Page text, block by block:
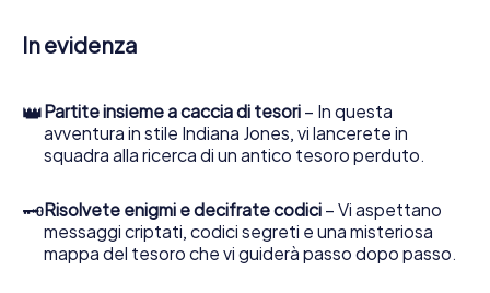
Nel corso della caccia al tesoro a Barsinghausen, lei e il
tesoro è a pochi passi di distanza.
In evidenza
👑Partite insieme a caccia di tesori – In questa
avventura in stile Indiana Jones, vi lancerete in
squadra alla ricerca di un antico tesoro perduto.
🗝Risolvete enigmi e decifrate codici – Vi aspettano
messaggi criptati, codici segreti e una misteriosa
mappa del tesoro che vi guiderà passo dopo passo.